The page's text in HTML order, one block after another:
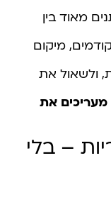
מאוד בין
מיקום
ולשאול את
את
– בלי